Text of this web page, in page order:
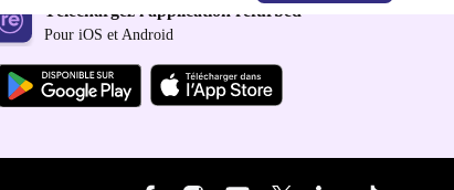
Téléchargez l'application refurbed
Pour iOS et Android